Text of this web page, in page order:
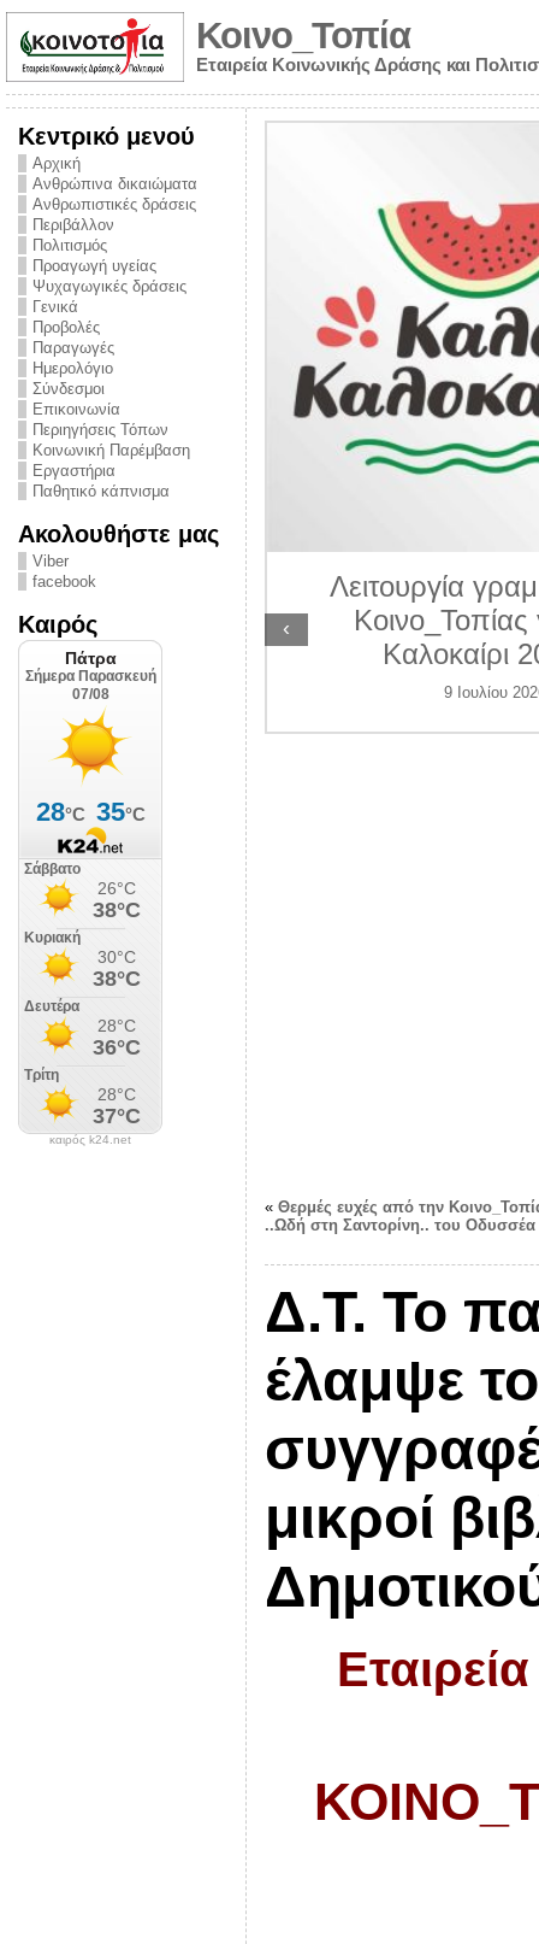
Κοινο_Τοπία
Εταιρεία Κοινωνικής Δράσης και
Κεντρικό μενού
Αρχική
Ανθρώπινα δικαιώματα
Ανθρωπιστικές δράσεις
Περιβάλλον
Πολιτισμός
Προαγωγή υγείας
Ψυχαγωγικές δράσεις
Γενικά
Προβολές
Παραγωγές
Ημερολόγιο
Σύνδεσμοι
Επικοινωνία
Περιηγήσεις Τόπων
Κοινωνική Παρέμβαση
Εργαστήρια
Παθητικό κάπνισμα
Ακολουθήστε μας
Viber
facebook
Καιρός
καιρός k24.net
από την
την ημέρα
και
στο
2026
Λειτουργία
Κοινο_Τοπίας
Καλοκαίρι
9 Ιουλίου
‹
« Θερμές ευχές από την
..Ωδή στη Σαντορίνη.. του Οδυσσέα
Δ.Τ. Το
έλαμψε
μικροί